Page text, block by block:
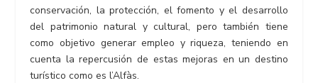
conservación, la protección, el fomento y el desarrollo
del patrimonio natural y cultural, pero también tiene
como objetivo generar empleo y riqueza, teniendo en
cuenta la repercusión de estas mejoras en un destino
turístico como es l’Alfàs.